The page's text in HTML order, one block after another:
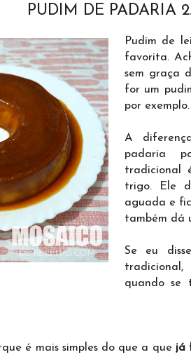
PUDIM DE PADARIA
Pudim de
favorita.
sem graça
for um
por exemplo.
A
padaria
tradicional
trigo. Ele
aguada e
também dá
Se eu
quando se
é mais simples do que a que já